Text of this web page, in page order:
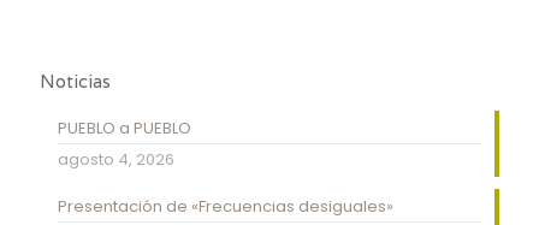
Noticias
PUEBLO a PUEBLO
agosto 4, 2026
Presentación de «Frecuencias desiguales»